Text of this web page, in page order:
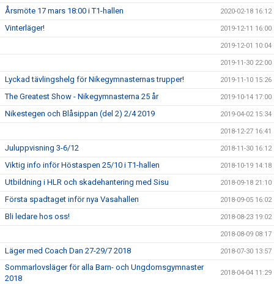
Årsmöte 17 mars 18:00 i T1-hallen 2020-02-18 16:12
Vinterläger! 2019-12-11 16:00
2019-12-01 10:04
2019-11-30 22:00
Lyckad tävlingshelg för Nikegymnasternas trupper! 2019-11-10 15:26
The Greatest Show - Nikegymnasterna 25 år 2019-10-14 17:00
Nikestegen och Blåsippan (del 2) 2/4 2019 2019-04-02 15:34
2018-12-27 16:41
Juluppvisning 3-6/12 2018-11-30 16:12
Viktig info inför Höstaspen 25/10 i T1-hallen 2018-10-19 14:18
Utbildning i HLR och skadehantering med Sisu 2018-09-18 21:10
Första spadtaget inför nya Vasahallen 2018-09-05 16:02
Bli ledare hos oss! 2018-08-23 19:02
2018-08-09 08:17
Läger med Coach Dan 27-29/7 2018 2018-07-30 13:57
Sommarlovsläger för alla Barn- och Ungdomsgymnaster
2018
2018-04-04 11:29